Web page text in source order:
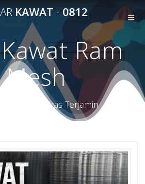
to
content
KAWAT - 0812
Kawat Ram
Mesh
Kualitas Terjamin